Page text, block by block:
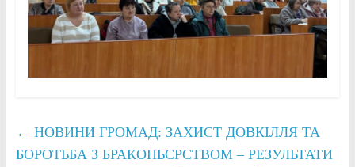
← НОВИНИ ГРОМАД: ЗАХИСТ ДОВКІЛЛЯ ТА
БОРОТЬБА З БРАКОНЬЄРСТВОМ – РЕЗУЛЬТАТИ